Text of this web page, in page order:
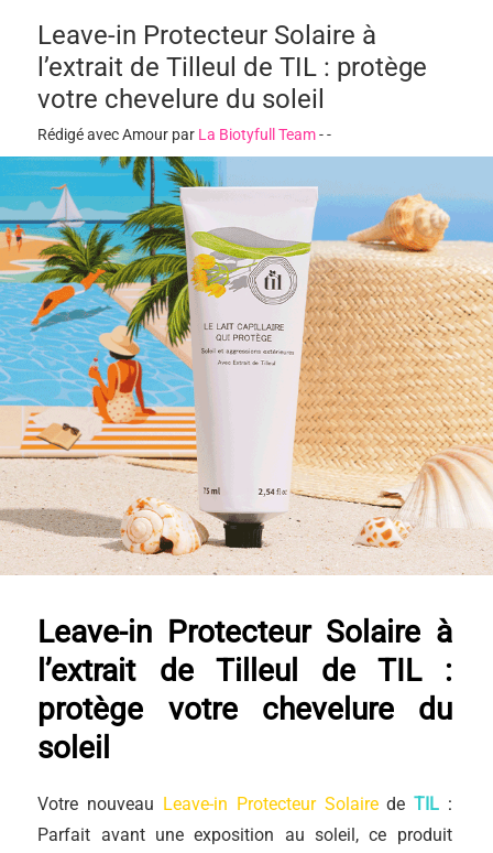
Leave-in Protecteur Solaire à
l’extrait de Tilleul de TIL : protège
votre chevelure du soleil
Rédigé avec Amour par La Biotyfull Team--
Leave-in Protecteur Solaire à
l’extrait de Tilleul de TIL :
protège votre chevelure du
soleil
Votre nouveau Leave-in Protecteur SolairedeTIL :
Parfait avant une exposition au soleil, ce produit